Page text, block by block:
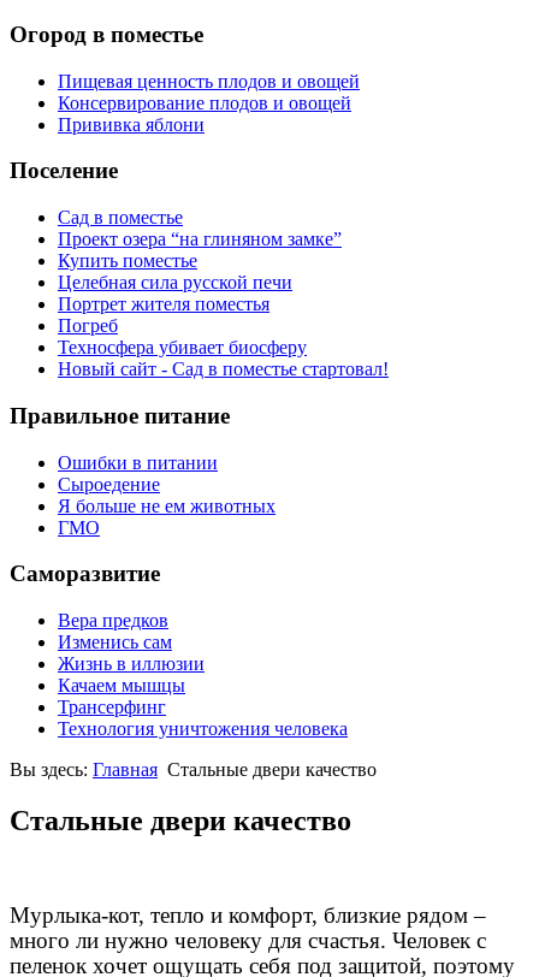
Огород в поместье
Пищевая ценность плодов и овощей
Консервирование плодов и овощей
Прививка яблони
Поселение
Сад в поместье
Проект озера “на глиняном замке”
Купить поместье
Целебная сила русской печи
Портрет жителя поместья
Погреб
Техносфера убивает биосферу
Новый сайт - Сад в поместье стартовал!
Правильное питание
Ошибки в питании
Сыроедение
Я больше не ем животных
ГМО
Саморазвитие
Вера предков
Изменись сам
Жизнь в иллюзии
Качаем мышцы
Трансерфинг
Технология уничтожения человека
Вы здесь: Главная Стальные двери качество
Стальные двери качество
Мурлыка-кот, тепло и комфорт, близкие рядом –
много ли нужно человеку для счастья. Человек с
пеленок хочет ощущать себя под защитой, поэтому